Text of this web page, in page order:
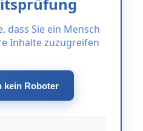
dass Sie ein Mensch
Inhalte zuzugreifen
kein Roboter